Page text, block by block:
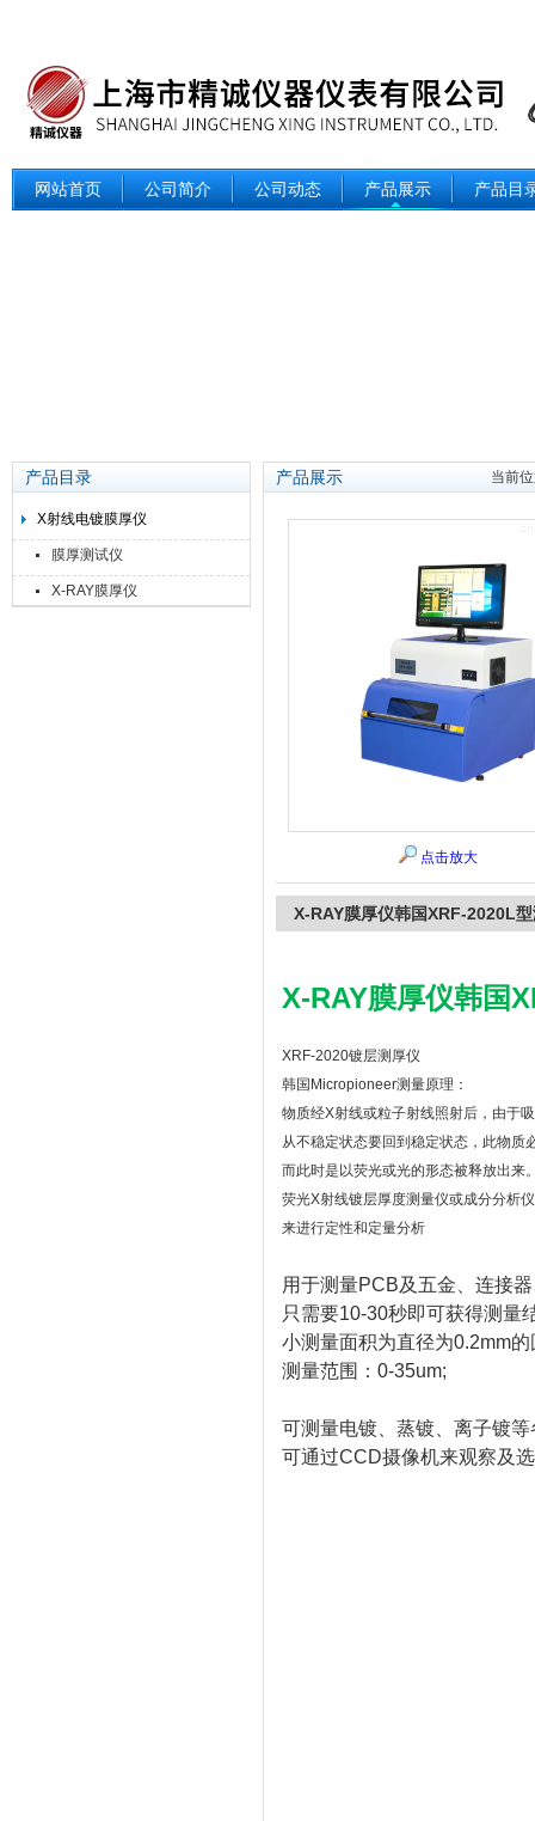
网站首页 公司简介 公司动态 产品展示 产品目
产品目录
X射线电镀膜厚仪
膜厚测试仪
X-RAY膜厚仪
产品展示 当前
点击放大
X-RAY膜厚仪韩国XRF-2020L
X-RAY膜厚仪韩国
XRF-2020镀层测厚仪
韩国Micropioneer测量原理：
物质经X射线或粒子射线照射后，由于
从不稳定状态要回到稳定状态，此物质
而此时是以荧光或光的形态被释放出来
荧光X射线镀层厚度测量仪或成分分析
来进行定性和定量分析
用于测量PCB及五金、连接
只需要10-30秒即可获得测量
小测量面积为直径为0.2mm的
测量范围：0-35um;
可测量电镀、蒸镀、离子镀
可通过CCD摄像机来观察及